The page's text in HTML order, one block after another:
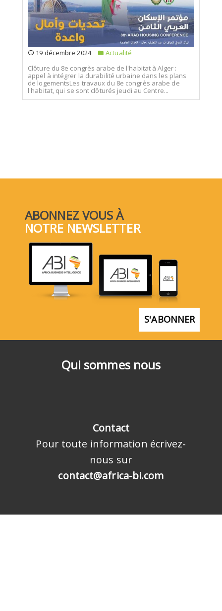
19 décembre 2024
Actualité
Clôture du 8e congrès arabe de l'habitat à Alger :
appel à intégrer la durabilité urbaine dans les plans
de logementsLes travaux du 8e congrès arabe de
l'habitat, qui se sont clôturés jeudi au Centre...
Qui sommes nous
Contact
Pour toute information écrivez-
nous sur
contact@africa-bi.com
ABONNEZ VOUS À
NOTRE NEWSLETTER
S'ABONNER